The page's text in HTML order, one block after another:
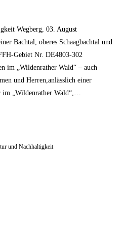
Wegberg, 03. August
Bachtal, oberes Schaagbachtal und
Gebiet Nr. DE4803-302
im „Wildenrather Wald“ – auch
und Herren,anlässlich einer
im „Wildenrather Wald“,…
und Nachhaltigkeit